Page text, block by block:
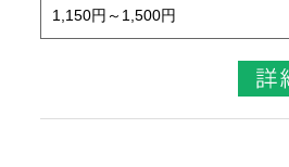
1,150円～1,500円